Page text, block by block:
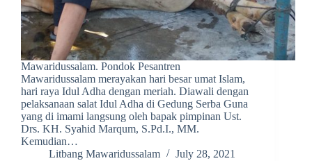
Mawaridussalam. Pondok Pesantren
Mawaridussalam merayakan hari besar umat Islam,
hari raya Idul Adha dengan meriah. Diawali dengan
pelaksanaan salat Idul Adha di Gedung Serba Guna
yang di imami langsung oleh bapak pimpinan Ust.
Drs. KH. Syahid Marqum, S.Pd.I., MM.
Kemudian…
Litbang Mawaridussalam
July 28, 2021